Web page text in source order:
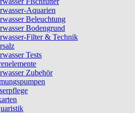
Aquarien
Beleuchtung
Bodengrund
Filter & Technik
Tests
Zubehör